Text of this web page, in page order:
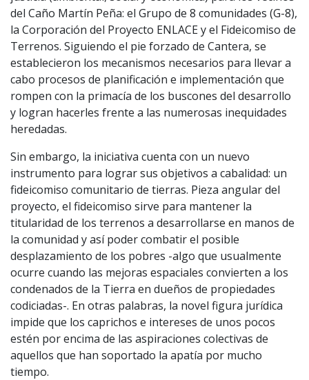
del Caño Martín Peña: el Grupo de 8 comunidades (G-8),
la Corporación del Proyecto ENLACE y el Fideicomiso de
Terrenos. Siguiendo el pie forzado de Cantera, se
establecieron los mecanismos necesarios para llevar a
cabo procesos de planificación e implementación que
rompen con la primacía de los buscones del desarrollo
y logran hacerles frente a las numerosas inequidades
heredadas.
Sin embargo, la iniciativa cuenta con un nuevo
instrumento para lograr sus objetivos a cabalidad: un
fideicomiso comunitario de tierras. Pieza angular del
proyecto, el fideicomiso sirve para mantener la
titularidad de los terrenos a desarrollarse en manos de
la comunidad y así poder combatir el posible
desplazamiento de los pobres -algo que usualmente
ocurre cuando las mejoras espaciales convierten a los
condenados de la Tierra en dueños de propiedades
codiciadas-. En otras palabras, la novel figura jurídica
impide que los caprichos e intereses de unos pocos
estén por encima de las aspiraciones colectivas de
aquellos que han soportado la apatía por mucho
tiempo.